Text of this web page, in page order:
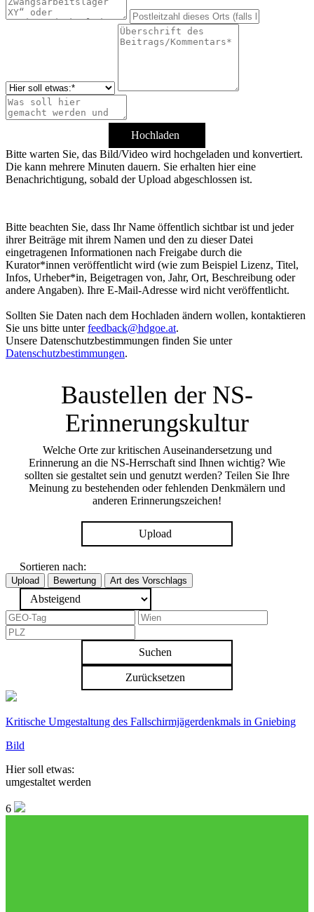
Hochladen
Bitte warten Sie, das Bild/Video wird hochgeladen und konvertiert.
Die kann mehrere Minuten dauern. Sie erhalten hier eine
Benachrichtigung, sobald der Upload abgeschlossen ist.
Bitte beachten Sie, dass Ihr Name öffentlich sichtbar ist und jeder
ihrer Beiträge mit ihrem Namen und den zu dieser Datei
eingetragenen Informationen nach Freigabe durch die
Kurator*innen veröffentlicht wird (wie zum Beispiel Lizenz, Titel,
Infos, Urheber*in, Beigetragen von, Jahr, Ort, Beschreibung oder
andere Angaben). Ihre E-Mail-Adresse wird nicht veröffentlicht.
Sollten Sie Daten nach dem Hochladen ändern wollen, kontaktieren
Sie uns bitte unterfeedback@hdgoe.at.
Unsere Datenschutzbestimmungen finden Sie unter
Datenschutzbestimmungen.
Baustellen der NS-
Erinnerungskultur
Welche Orte zur kritischen Auseinandersetzung und
Erinnerung an die NS-Herrschaft sind Ihnen wichtig? Wie
sollten sie gestaltet sein und genutzt werden? Teilen Sie Ihre
Meinung zu bestehenden oder fehlenden Denkmälern und
anderen Erinnerungszeichen!
Upload
Sortieren nach:
Upload Bewertung Art des Vorschlags
Suchen
Zurücksetzen
Kritische Umgestaltung des Fallschirmjägerdenkmals in Gniebing
Bild
Hier soll etwas:
umgestaltet werden
6